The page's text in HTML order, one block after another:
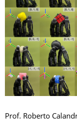
Prof. Roberto